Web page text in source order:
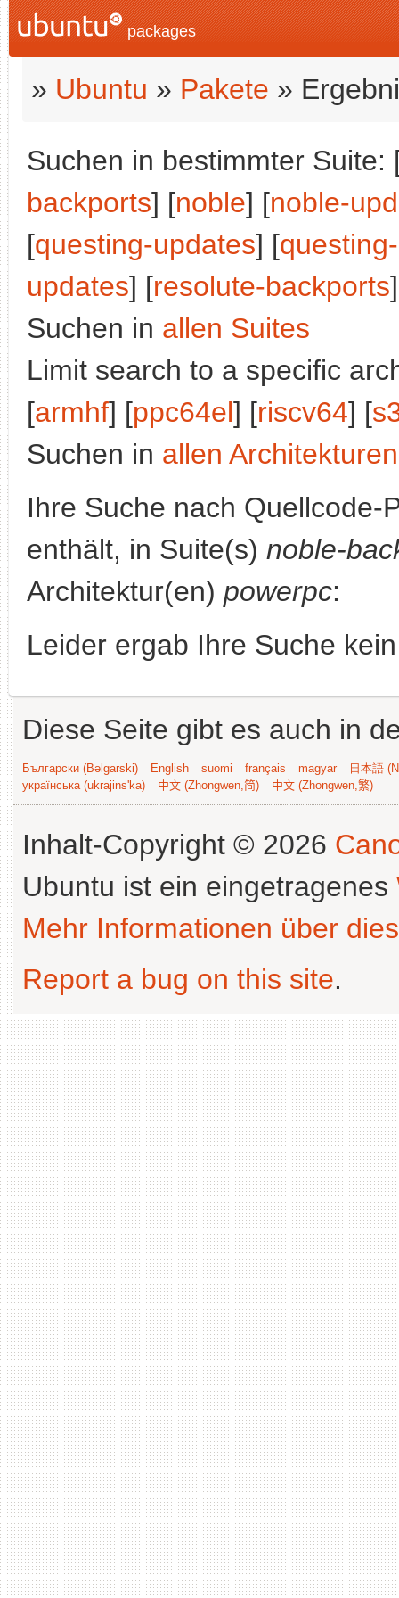
packages
» Ubuntu » Pakete »
Suchen in bestimmter Suite:
backports] [noble] [noble-
[questing-updates] [
updates] [resolute-backports
Suchen in allen Suites
Limit search to a specific
[armhf] [ppc64el] [riscv64] [
Suchen in allen Architekturen
Ihre Suche nach
enthält, in Suite(s) noble-
Architektur(en) powerpc:
Leider ergab Ihre Suche
Diese Seite gibt es auch in
Български (Bəlgarski) English suomi français magyar
日本語
українська (ukrajins'ka)
中文 (Zhongwen,简) 中文 (Zhongwen,繁)
Inhalt-Copyright © 2026
Ubuntu ist ein eingetragenes
Mehr Informationen über
Report a bug on this site.